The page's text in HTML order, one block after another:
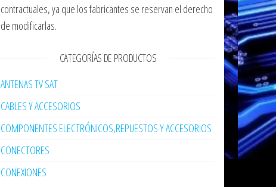
contractuales, ya que los fabricantes se reservan el derecho
de modificarlas.
CATEGORÍAS DE PRODUCTOS
ANTENAS TV SAT
CABLES Y ACCESORIOS
COMPONENTES ELECTRÓNICOS,REPUESTOS Y ACCESORIOS
CONECTORES
CONEXIONES